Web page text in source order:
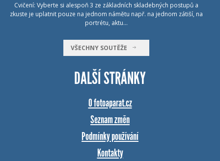
Cvičení: Vyberte si alespoň 3 ze základních skladebných postupů a
zkuste je uplatnit pouze na jednom námětu např. na jednom zátiší, na
portrétu, aktu…
VŠECHNY SOUTĚŽE
DALŠÍ STRÁNKY
O fotoaparat.cz
Seznam změn
Podmínky používání
Kontakty